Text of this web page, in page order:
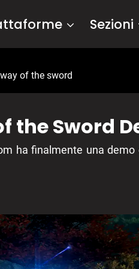
Sezioni
of the sword
the Sword
ha finalmente una